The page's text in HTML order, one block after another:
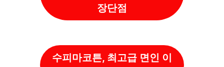
장단점
수피마코튼, 최고급 면인 이